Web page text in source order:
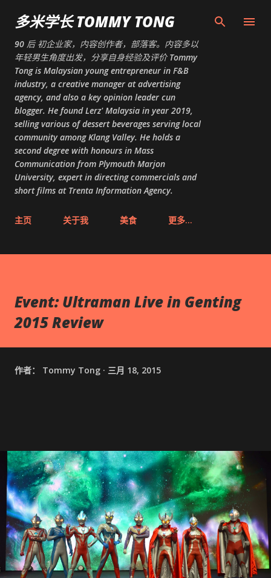
跳至主要内容
多米学长 TOMMY TONG
90 后 初企业家，内容创作者，部落客。内容多以
年轻男生角度出发，分享自身经验及评价 Tommy
Tong is Malaysian young entrepreneur in F&B
industry, a creative manager at advertising
agency, and also a key opinion leader cun
blogger. He found Lerz' Malaysia in year 2019,
selling various of dessert beverages serving local
community among Klang Valley. He holds a
second degree with honours in Mass
Communication from Plymouth Marjon
University, expert in directing commercials and
short films at Trenta Information Agency.
主页 关于我 美食 更多…
Event: Ultraman Live in Genting
2015 Review
作者： Tommy Tong 三月 18, 2015